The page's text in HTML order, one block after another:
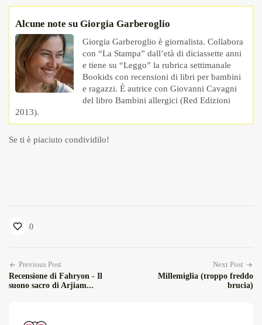
Alcune note su Giorgia Garberoglio
Giorgia Garberoglio è giornalista. Collabora
con “La Stampa” dall’età di diciassette anni
e tiene su “Leggo” la rubrica settimanale
Bookids con recensioni di libri per bambini
e ragazzi. È autrice con Giovanni Cavagni
del libro Bambini allergici (Red Edizioni
2013).
Se ti è piaciuto condividilo!
0
Previous Post
Recensione di Fahryon - Il
suono sacro di Arjiam...
Next Post
Millemiglia (troppo freddo
brucia)